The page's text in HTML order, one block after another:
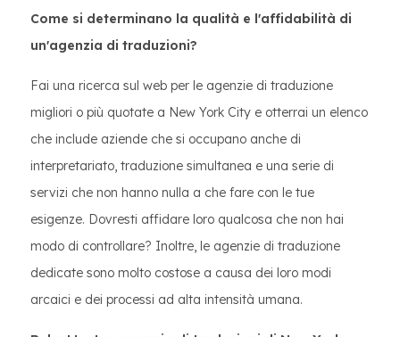
Come si determinano la qualità e l'affidabilità di
un'agenzia di traduzioni?
Fai una ricerca sul web per le agenzie di traduzione
migliori o più quotate a New York City e otterrai un elenco
che include aziende che si occupano anche di
interpretariato, traduzione simultanea e una serie di
servizi che non hanno nulla a che fare con le tue
esigenze. Dovresti affidare loro qualcosa che non hai
modo di controllare? Inoltre, le agenzie di traduzione
dedicate sono molto costose a causa dei loro modi
arcaici e dei processi ad alta intensità umana.